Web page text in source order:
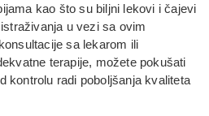
kao što su biljni lekovi i čajevi
u vezi sa ovim
sa lekarom ili
terapije, možete pokušati
kontrolu radi poboljšanja kvaliteta